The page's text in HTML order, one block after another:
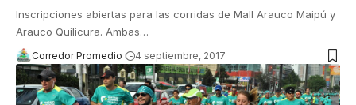
Inscripciones abiertas para las corridas de Mall Arauco Maipú y
Arauco Quilicura. Ambas…
Corredor Promedio 4 septiembre, 2017